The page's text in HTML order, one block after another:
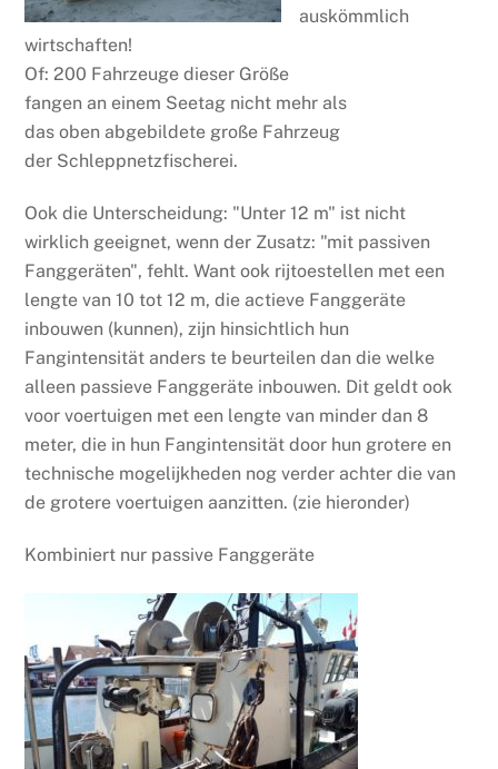
auskömmlich
wirtschaften!
Of: 200 Fahrzeuge dieser Größe
fangen an einem Seetag nicht mehr als
das oben abgebildete große Fahrzeug
der Schleppnetzfischerei.
Ook die Unterscheidung: "Unter 12 m" ist nicht
wirklich geeignet, wenn der Zusatz: "mit passiven
Fanggeräten", fehlt. Want ook rijtoestellen met een
lengte van 10 tot 12 m, die actieve Fanggeräte
inbouwen (kunnen), zijn hinsichtlich hun
Fangintensität anders te beurteilen dan die welke
alleen passieve Fanggeräte inbouwen. Dit geldt ook
voor voertuigen met een lengte van minder dan 8
meter, die in hun Fangintensität door hun grotere en
technische mogelijkheden nog verder achter die van
de grotere voertuigen aanzitten. (zie hieronder)
Kombiniert nur passive Fanggeräte